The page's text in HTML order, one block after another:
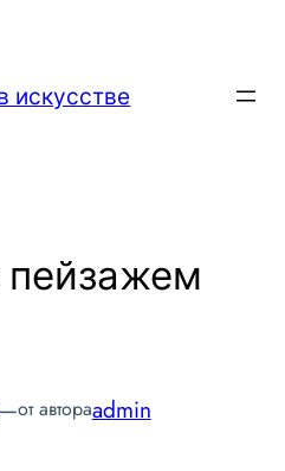
искусстве
пейзажем
—от автораadmin